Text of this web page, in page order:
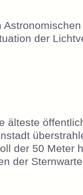
der
älteste
der 50 Meter
der